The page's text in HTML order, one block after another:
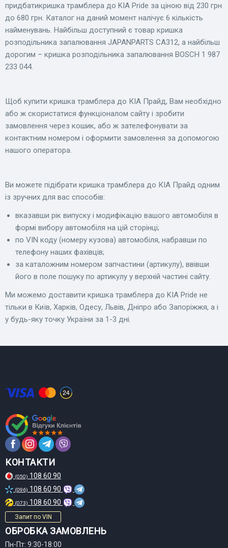
придбатикришка трамблера до KIA Pride за ціною від 230 грн
до 680 грн. Каталог на даний момент налічує 6 кількість
найменувань. Найбільш доступний є товар кришка
розподільника запалювання JAPANPARTS CA312, а найбільш
дорогим – кришка розподільника запалювання BOSCH 1 987
233 044.
Щоб купити кришка трамблера до КІА Прайд, Вам необхідно
або ж скористатися функціоналом сайту і зробити
замовлення через кошик, або ж зателефонувати за
контактним номером і оформити замовлення за допомогою
нашого оператора.
Ви можете підібрати кришка трамблера до КІА Прайд одним
із зручних для вас способів:
вказавши рік випуску і модифікацію вашого автомобіля в
формі вибору автомобіля на цій сторінці;
по VIN коду (номеру кузова) автомобіля, набравши по
телефону наших фахівців;
за каталожним номером запчастини (артикулу), ввівши
його в поле пошуку по артикулу у верхній частині сайту.
Ми можемо доставити кришка трамблера до KIA Pride не
тільки в Київ, Харків, Одесу, Львів, Дніпро або Запоріжжя, а і
у будь-яку точку України за 1-3 дні.
КОНТАКТИ
(050) 108 60 90
(096) 108 60 90
(073) 108 60 90
Запит по VIN
ОБРОБКА ЗАМОВЛЕНЬ
Пн-Пт: 9:30-18:00